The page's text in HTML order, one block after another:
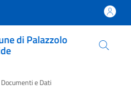
di Palazzolo
Documenti e Dati